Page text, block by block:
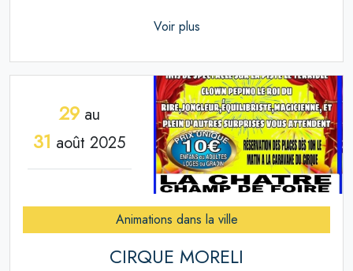
Voir plus
29au
31 août 2025
Animations dans la ville
CIRQUE MORELI